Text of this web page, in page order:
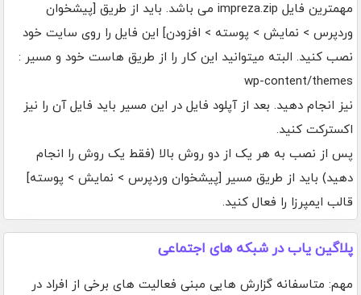
مهمترین فایل impreza.zip می باشد. باید از طریق [پیشخوان
وردپرس > نمایش > پوسته > افزودن] این فایل را روی سایت خود
نصب کنید. البته میتوانید این کار را از طریق هاست خود و مسیر :
wp-content/themes
نیز انجام دهید. بعد از آپلود فایل در این مسیر باید فایل آن را نیز
اکسترکت کنید.
پس از نصب به هر یک از دو روش بالا (فقط یک روش را انجام
دهید) باید از طریق مسیر [پیشخوان وردپرس > نمایش > پوسته]
قالب ایمپرزا را فعال کنید.
پلاگین یاب در شبکه های اجتماعی
مهم: متاسفانه گزارش هایی مبنی فعالیت های برخی از افراد در